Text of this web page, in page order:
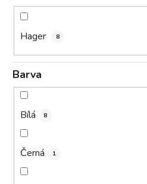
Hager 8
Barva
Bílá 8
Černá 1